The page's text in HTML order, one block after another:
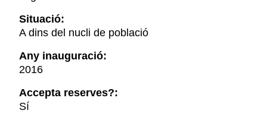
Situació:
A dins del nucli de població
Any inauguració:
2016
Accepta reserves?:
Sí